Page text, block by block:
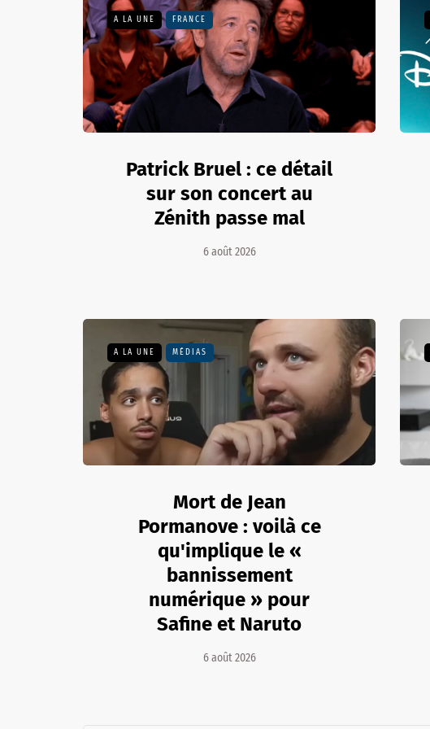
A LA UNE FRANCE
Patrick Bruel : ce détail
sur son concert au
Zénith passe mal
6 août 2026
A LA UNE MÉDIAS
Mort de Jean
Pormanove : voilà ce
qu'implique le «
bannissement
numérique » pour
Safine et Naruto
6 août 2026